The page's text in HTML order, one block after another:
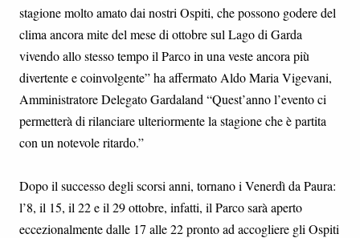
stagione molto amato dai nostri Ospiti, che possono godere del
clima ancora mite del mese di ottobre sul Lago di Garda
vivendo allo stesso tempo il Parco in una veste ancora più
divertente e coinvolgente” ha affermato Aldo Maria Vigevani,
Amministratore Delegato Gardaland “Quest’anno l’evento ci
permetterà di rilanciare ulteriormente la stagione che è partita
con un notevole ritardo.”
Dopo il successo degli scorsi anni, tornano i Venerdì da Paura:
l’8, il 15, il 22 e il 29 ottobre, infatti, il Parco sarà aperto
eccezionalmente dalle 17 alle 22 pronto ad accogliere gli Ospiti